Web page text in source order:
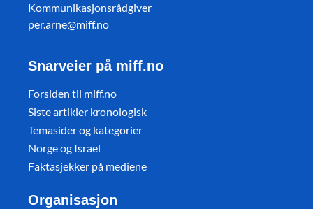
Kommunikasjonsrådgiver
per.arne@miff.no
Snarveier på miff.no
Forsiden til miff.no
Siste artikler kronologisk
Temasider og kategorier
Norge og Israel
Faktasjekker på mediene
Organisasjon